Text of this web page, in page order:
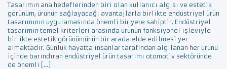
Tasarımın ana hedeflerinden biri olan kullanıcı algısı ve estetik
görünüm, ürünün sağlayacağı avantajlarla birlikte endüstriyel ürün
tasarımının uygulamasında önemli bir yere sahiptir. Endüstriyel
tasarımın temel kriterleri arasında ürünün fonksiyonel işleviyle
birlikte estetik görünümünün bir arada elde edilmesi yer
almaktadır. Günlük hayatta insanlar tarafından algılanan her ürünü
içinde barındıran endüstriyel ürün tasarımı otomotiv sektöründe
de önemli […]